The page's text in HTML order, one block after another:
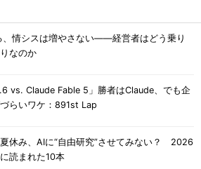
、情シスは増やさない――経営者はどう乗り
なのか
vs. Claude Fable 5」勝者はClaude、でも企
らいワケ：891st Lap
休み、AIに“自由研究”させてみない？ 2026
読まれた10本